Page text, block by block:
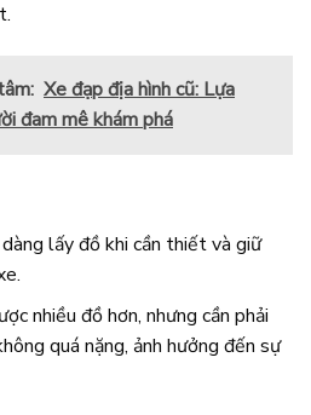
Xe đạp địa hình cũ: Lựa
đam mê khám phá
lấy đồ khi cần thiết và giữ
nhiều đồ hơn, nhưng cần phải
quá nặng, ảnh hưởng đến sự